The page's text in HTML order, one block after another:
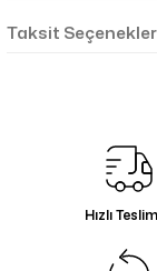
Taksit
Hızlı